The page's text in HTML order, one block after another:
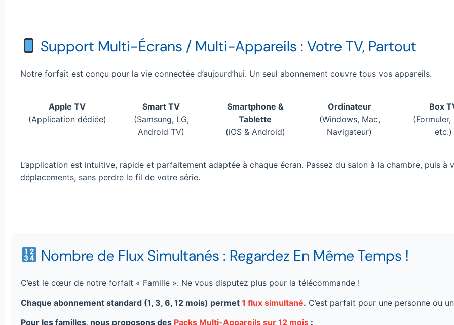
Support Multi-Écrans / Multi-Appareils : Votre TV, Partout
Notre forfait est conçu pour la vie connectée d’aujourd’hui. Un seul abonnement couvre tous vos appareils.
Apple TV
(Application dédiée)
Smart TV
(Samsung, LG,
Android TV)
Smartphone &
Tablette
(iOS & Android)
Ordinateur
(Windows, Mac,
Navigateur)
Box
(Formuler,
etc.)
L’application est intuitive, rapide et parfaitement adaptée à chaque écran. Passez du salon à la chambre, puis à
déplacements, sans perdre le fil de votre série.
Nombre de Flux Simultanés : Regardez En Même Temps !
C’est le cœur de notre forfait « Famille ». Ne vous disputez plus pour la télécommande !
Chaque abonnement standard (1, 3, 6, 12 mois) permet 1 flux simultané. C’est parfait pour une personne ou
Pour les familles, nous proposons des Packs Multi-Appareils sur 12 mois :